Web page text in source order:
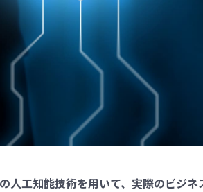
人工知能技術を用いて、実際のビジ